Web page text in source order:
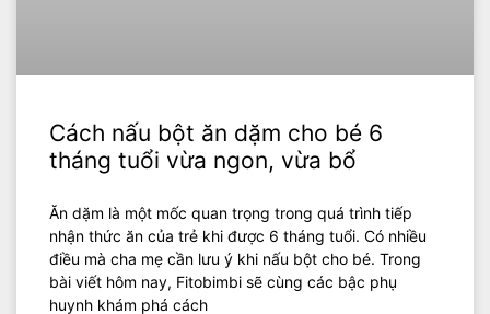
Cách nấu bột ăn dặm cho bé 6
tháng tuổi vừa ngon, vừa bổ
Ăn dặm là một mốc quan trọng trong quá trình tiếp
nhận thức ăn của trẻ khi được 6 tháng tuổi. Có nhiều
điều mà cha mẹ cần lưu ý khi nấu bột cho bé. Trong
bài viết hôm nay, Fitobimbi sẽ cùng các bậc phụ
huynh khám phá cách